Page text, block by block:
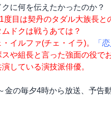
に何を伝えたかったのか？
目は契丹のタダル大族長と
ドクは戦うあては？
イルファ(チェ・イラ)。
「
や組長と言った強面の役で
している演技派俳優。
金の毎夕4時から放送、予告